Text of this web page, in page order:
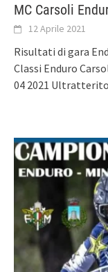
MC Carsoli
12 Aprile 2021
Risultati di gara
Classi Enduro
04 2021